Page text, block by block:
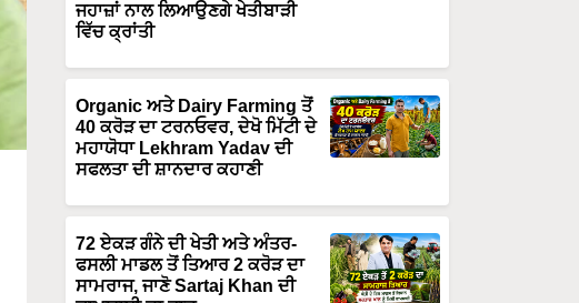
ਜਹਾਜ਼ਾਂ ਨਾਲ ਲਿਆਉਣਗੇ ਖੇਤੀਬਾੜੀ
ਵਿੱਚ ਕ੍ਰਾਂਤੀ
Organic ਅਤੇ Dairy Farming ਤੋਂ
40 ਕਰੋੜ ਦਾ ਟਰਨਓਵਰ, ਦੇਖੋ ਮਿੱਟੀ ਦੇ
ਮਹਾਯੋਧਾ Lekhram Yadav ਦੀ
ਸਫਲਤਾ ਦੀ ਸ਼ਾਨਦਾਰ ਕਹਾਣੀ
72 ਏਕੜ ਗੰਨੇ ਦੀ ਖੇਤੀ ਅਤੇ ਅੰਤਰ-
ਫਸਲੀ ਮਾਡਲ ਤੋਂ ਤਿਆਰ 2 ਕਰੋੜ ਦਾ
ਸਾਮਰਾਜ, ਜਾਣੋ Sartaj Khan ਦੀ